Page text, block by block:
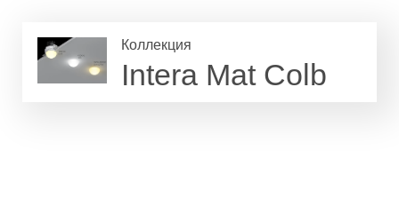
Коллекция
Intera Mat Colb